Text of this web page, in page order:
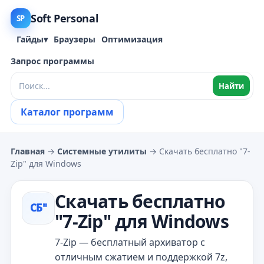
SP Soft Personal
Гайды▾ Браузеры Оптимизация
Запрос программы
Найти
Каталог программ
Главная → Системные утилиты → Скачать бесплатно "7-
Zip" для Windows
СБ"
Скачать бесплатно
"7-Zip" для Windows
7-Zip — бесплатный архиватор с
отличным сжатием и поддержкой 7z,